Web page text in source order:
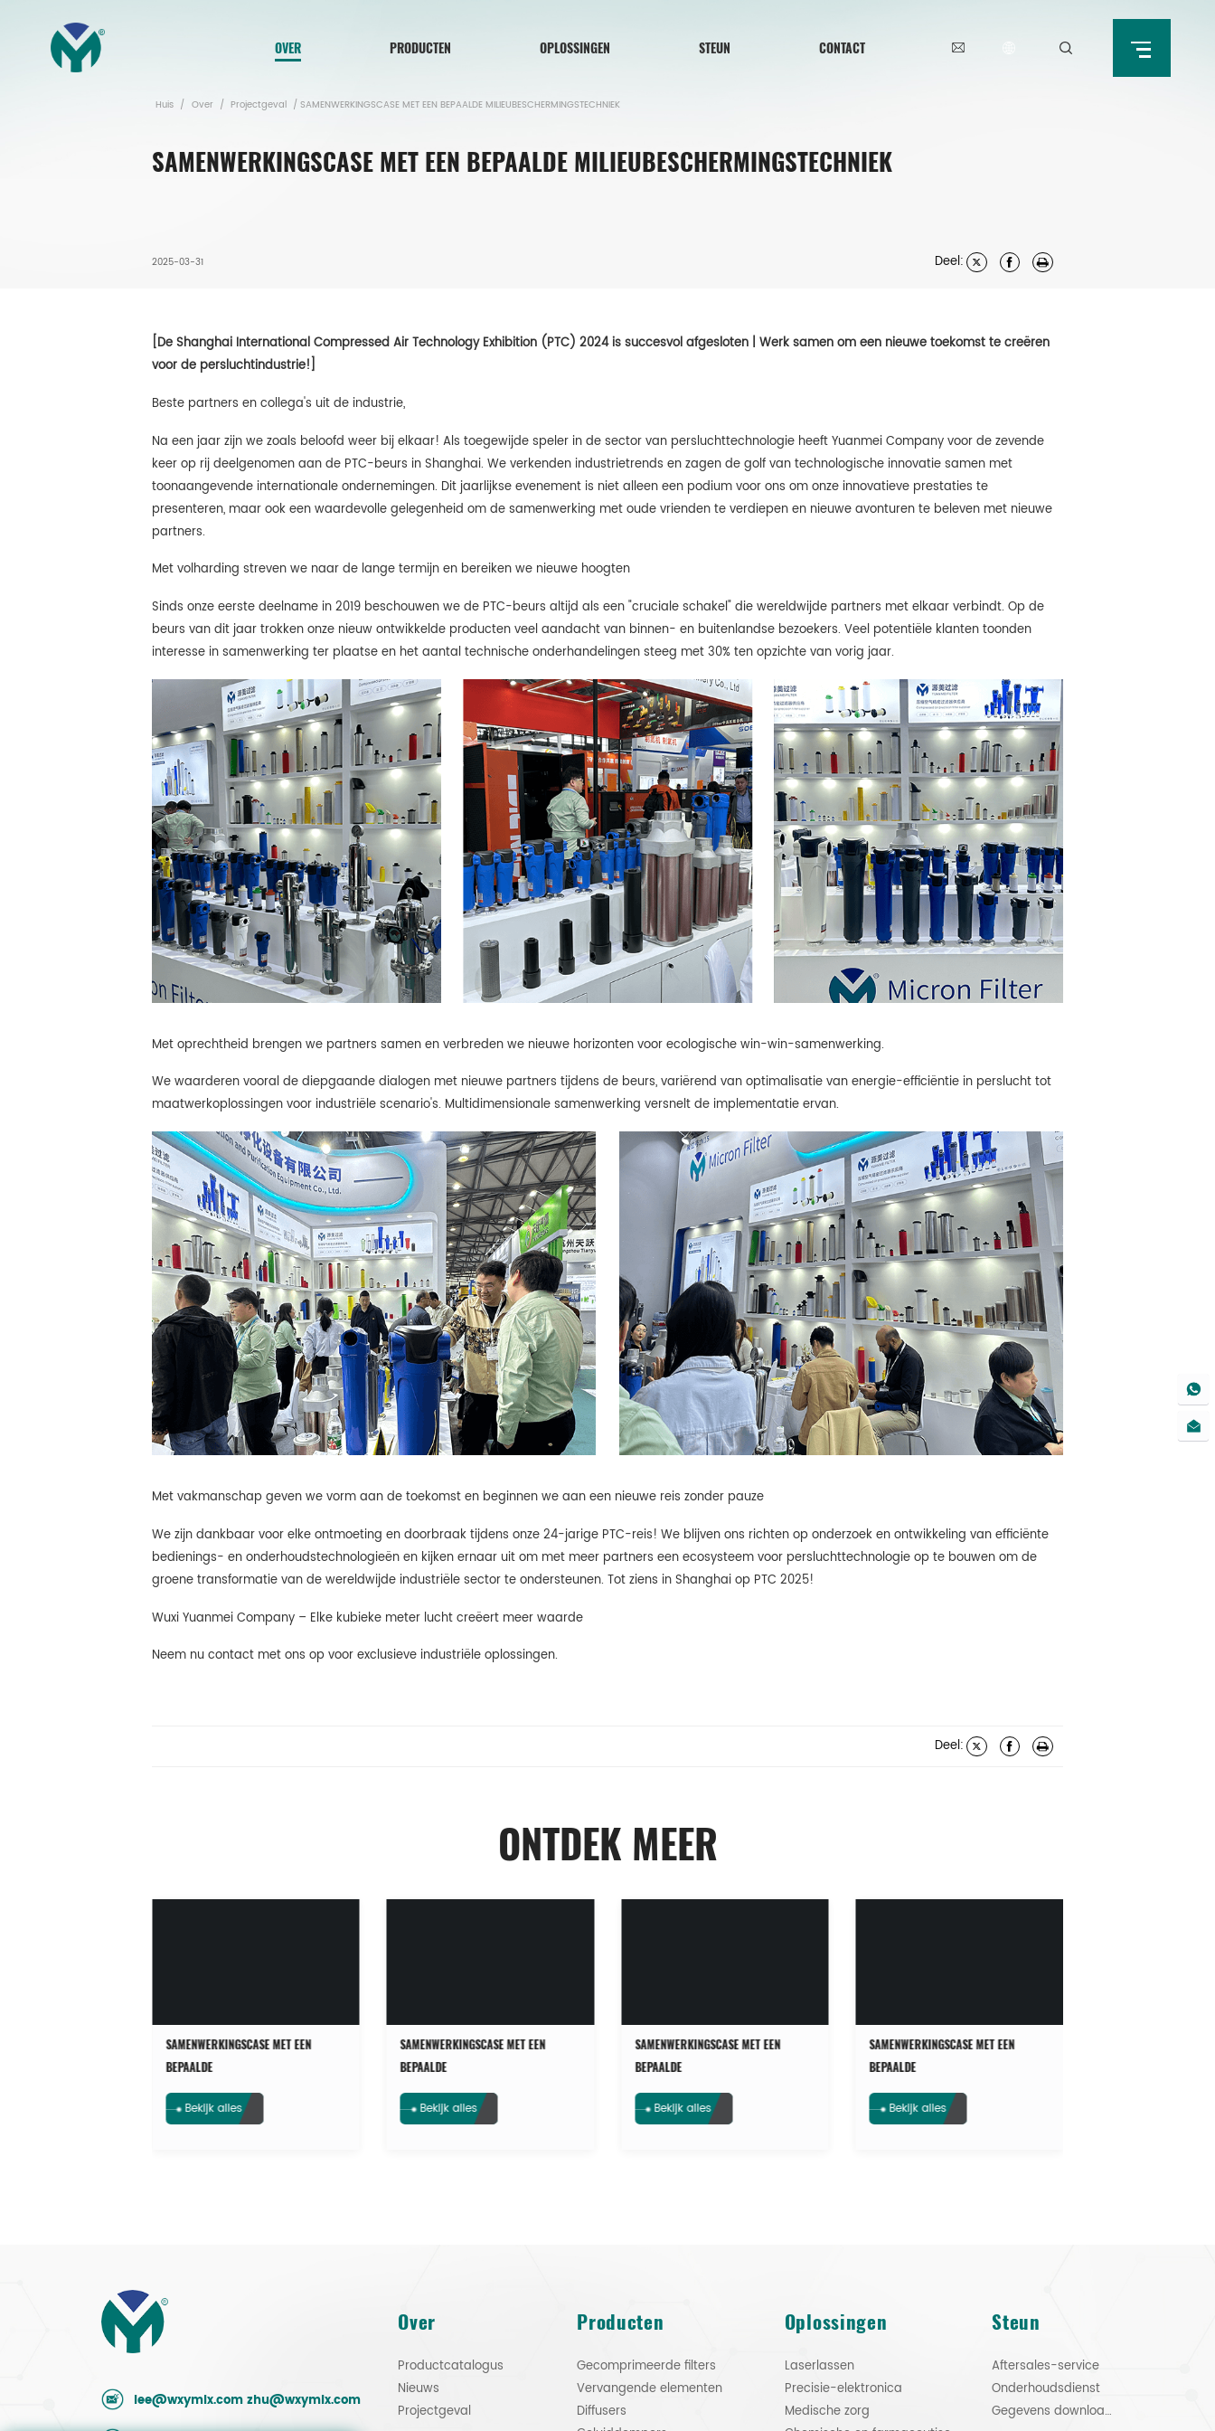
OVER PRODUCTEN OPLOSSINGEN STEUN CONTACT
Huis / Over / Projectgeval / SAMENWERKINGSCASE MET EEN BEPAALDE MILIEUBESCHERMINGSTECHNIEK
SAMENWERKINGSCASE MET EEN BEPAALDE MILIEUBESCHERMINGSTECHNIEK
2025-03-31 Deel:
[De Shanghai International Compressed Air Technology Exhibition (PTC) 2024 is succesvol afgesloten | Werk samen om een ​​nieuwe toekomst te creëren
voor de persluchtindustrie!]
Beste partners en collega's uit de industrie,
Na een jaar zijn we zoals beloofd weer bij elkaar! Als toegewijde speler in de sector van persluchttechnologie heeft Yuanmei Company voor de zevende
keer op rij deelgenomen aan de PTC-beurs in Shanghai. We verkenden industrietrends en zagen de golf van technologische innovatie samen met
toonaangevende internationale ondernemingen. Dit jaarlijkse evenement is niet alleen een podium voor ons om onze innovatieve prestaties te
presenteren, maar ook een waardevolle gelegenheid om de samenwerking met oude vrienden te verdiepen en nieuwe avonturen te beleven met nieuwe
partners.
Met volharding streven we naar de lange termijn en bereiken we nieuwe hoogten
Sinds onze eerste deelname in 2019 beschouwen we de PTC-beurs altijd als een "cruciale schakel" die wereldwijde partners met elkaar verbindt. Op de
beurs van dit jaar trokken onze nieuw ontwikkelde producten veel aandacht van binnen- en buitenlandse bezoekers. Veel potentiële klanten toonden
interesse in samenwerking ter plaatse en het aantal technische onderhandelingen steeg met 30% ten opzichte van vorig jaar.
Met oprechtheid brengen we partners samen en verbreden we nieuwe horizonten voor ecologische win-win-samenwerking.
We waarderen vooral de diepgaande dialogen met nieuwe partners tijdens de beurs, variërend van optimalisatie van energie-efficiëntie in perslucht tot
maatwerkoplossingen voor industriële scenario's. Multidimensionale samenwerking versnelt de implementatie ervan.
Met vakmanschap geven we vorm aan de toekomst en beginnen we aan een nieuwe reis zonder pauze
We zijn dankbaar voor elke ontmoeting en doorbraak tijdens onze 24-jarige PTC-reis! We blijven ons richten op onderzoek en ontwikkeling van efficiënte
bedienings- en onderhoudstechnologieën en kijken ernaar uit om met meer partners een ecosysteem voor persluchttechnologie op te bouwen om de
groene transformatie van de wereldwijde industriële sector te ondersteunen. Tot ziens in Shanghai op PTC 2025!
Wuxi Yuanmei Company – Elke kubieke meter lucht creëert meer waarde
Neem nu contact met ons op voor exclusieve industriële oplossingen.
Deel:
ONTDEK MEER
SAMENWERKINGSCASE MET EEN
BEPAALDE
MILIEUBESCHERMINGSTECHNIEK
Bekijk alles
SAMENWERKINGSCASE MET EEN
BEPAALDE
MILIEUBESCHERMINGSTECHNIEK
Bekijk alles
SAMENWERKINGSCASE MET EEN
BEPAALDE
MILIEUBESCHERMINGSTECHNIEK
Bekijk alles
SAMENWERKINGSCASE MET EEN
BEPAALDE
MILIEUBESCHERMINGSTECHNIEK
Bekijk alles
lee@wxymlx.com zhu@wxymlx.com
Over
Productcatalogus
Nieuws
Projectgeval
Producten
Gecomprimeerde filters
Vervangende elementen
Diffusers
Oplossingen
Laserlassen
Precisie-elektronica
Medische zorg
Steun
Aftersales-service
Onderhoudsdienst
Gegevens downloaden